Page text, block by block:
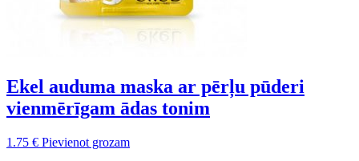
Ekel auduma maska ar pērļu pūderi
vienmērīgam ādas tonim
1.75 € Pievienot grozam